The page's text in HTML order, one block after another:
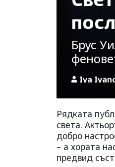
Брус
Iva
Рядката
света.
добро
– а хората
предвид